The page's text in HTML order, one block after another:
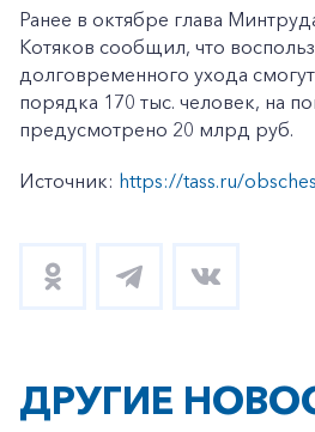
Ранее в октябре глава
Котяков сообщил, что
долговременного ухода
порядка 170 тыс. человек, на
предусмотрено 20 млрд руб.
Источник: https://tass.ru/
ДРУГИЕ